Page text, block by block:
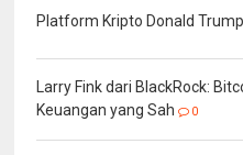
Platform Kripto Donald
Larry Fink dari BlackRock:
Keuangan yang Sah
0